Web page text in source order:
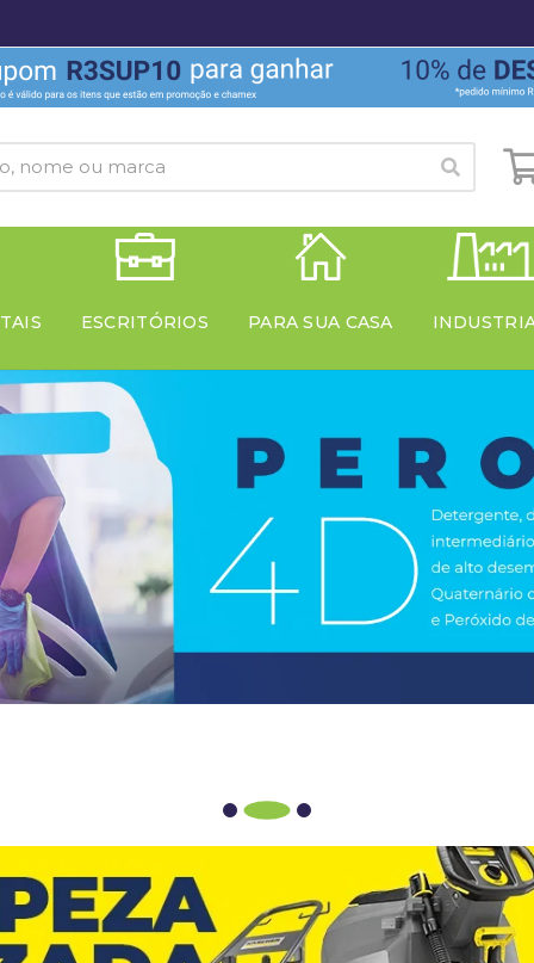
ESCRITÓRIOS PARA SUA CASA